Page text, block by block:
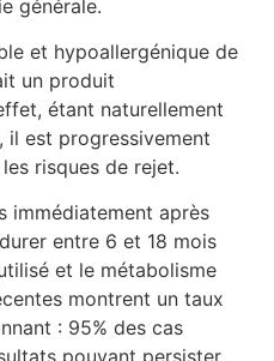
générale.
et hypoallergénique de
un produit
étant naturellement
il est progressivement
risques de rejet.
immédiatement après
entre 6 et 18 mois
et le métabolisme
montrent un taux
: 95% des cas